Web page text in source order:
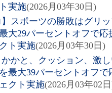
実施(2026月03年30日)
】スポーツの勝敗はグリ
大29パーセントオフで
ト実施(2026月03年30日)
かと、クッション、激
最大39パーセントオフ
クト実施(2026月03年02